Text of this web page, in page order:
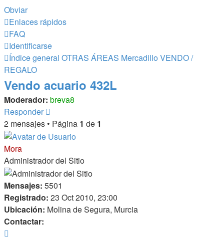
Obviar
Enlaces rápidos
FAQ
Identificarse
Índice general OTRAS ÁREAS Mercadillo VENDO /
REGALO
Vendo acuario 432L
Moderador: breva8
Responder
2 mensajes • Página 1 de 1
Mora
Administrador del Sitio
Mensajes: 5501
Registrado: 23 Oct 2010, 23:00
Ubicación: Molina de Segura, Murcia
Contactar: